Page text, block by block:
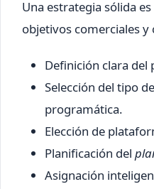
Una estrategia sólida
objetivos comerciales
Definición clara del
Selección del tipo
programática.
Elección de
Planificación del
Asignación